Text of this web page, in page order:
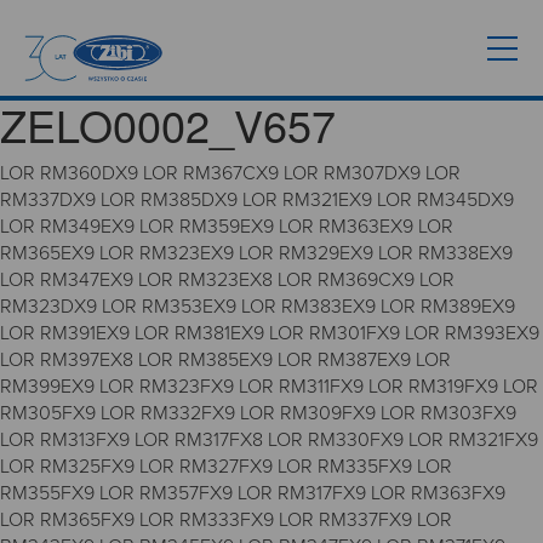
ZELO0002_V657
LOR RM360DX9 LOR RM367CX9 LOR RM307DX9 LOR
RM337DX9 LOR RM385DX9 LOR RM321EX9 LOR RM345DX9
LOR RM349EX9 LOR RM359EX9 LOR RM363EX9 LOR
RM365EX9 LOR RM323EX9 LOR RM329EX9 LOR RM338EX9
LOR RM347EX9 LOR RM323EX8 LOR RM369CX9 LOR
RM323DX9 LOR RM353EX9 LOR RM383EX9 LOR RM389EX9
LOR RM391EX9 LOR RM381EX9 LOR RM301FX9 LOR RM393EX9
LOR RM397EX8 LOR RM385EX9 LOR RM387EX9 LOR
RM399EX9 LOR RM323FX9 LOR RM311FX9 LOR RM319FX9 LOR
RM305FX9 LOR RM332FX9 LOR RM309FX9 LOR RM303FX9
LOR RM313FX9 LOR RM317FX8 LOR RM330FX9 LOR RM321FX9
LOR RM325FX9 LOR RM327FX9 LOR RM335FX9 LOR
RM355FX9 LOR RM357FX9 LOR RM317FX9 LOR RM363FX9
LOR RM365FX9 LOR RM333FX9 LOR RM337FX9 LOR